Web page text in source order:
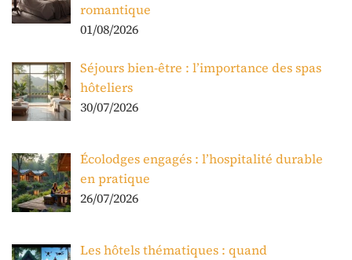
romantique
01/08/2026
Séjours bien-être : l’importance des spas
hôteliers
30/07/2026
Écolodges engagés : l’hospitalité durable
en pratique
26/07/2026
Les hôtels thématiques : quand